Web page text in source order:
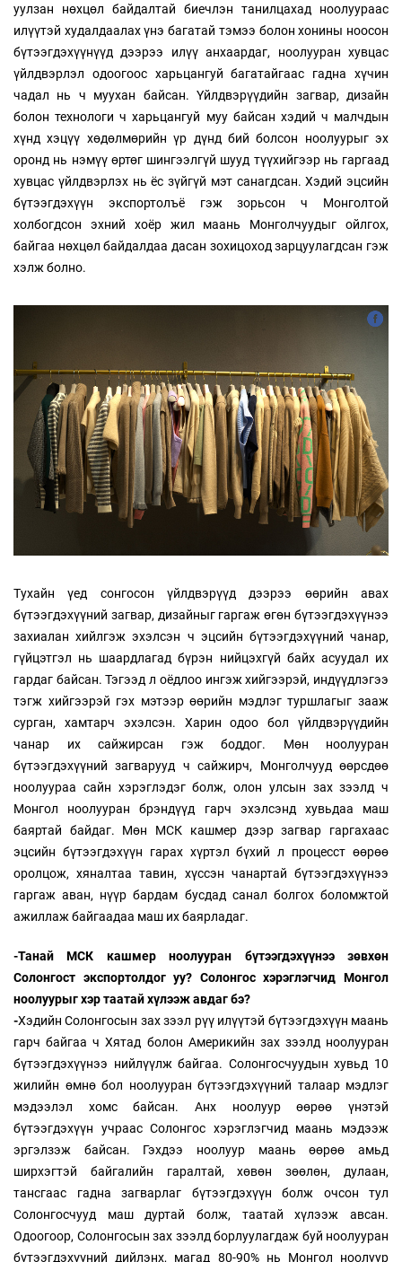
уулзан нөхцөл байдалтай биечлэн танилцахад ноолуураас
илүүтэй худалдаалах үнэ багатай тэмээ болон хонины ноосон
бүтээгдэхүүнүүд дээрээ илүү анхаардаг, ноолууран хувцас
үйлдвэрлэл одоогоос харьцангуй багатайгаас гадна хүчин
чадал нь ч муухан байсан. Үйлдвэрүүдийн загвар, дизайн
болон технологи ч харьцангуй муу байсан хэдий ч малчдын
хүнд хэцүү хөдөлмөрийн үр дүнд бий болсон ноолуурыг эх
оронд нь нэмүү өртөг шингээлгүй шууд түүхийгээр нь гаргаад
хувцас үйлдвэрлэх нь ёс зүйгүй мэт санагдсан. Хэдий эцсийн
бүтээгдэхүүн экспортолъё гэж зорьсон ч Монголтой
холбогдсон эхний хоёр жил маань Монголчуудыг ойлгох,
байгаа нөхцөл байдалдаа дасан зохицоход зарцуулагдсан гэж
хэлж болно.
Тухайн үед сонгосон үйлдвэрүүд дээрээ өөрийн авах
бүтээгдэхүүний загвар, дизайныг гаргаж өгөн бүтээгдэхүүнээ
захиалан хийлгэж эхэлсэн ч эцсийн бүтээгдэхүүний чанар,
гүйцэтгэл нь шаардлагад бүрэн нийцэхгүй байх асуудал их
гардаг байсан. Тэгээд л оёдлоо ингэж хийгээрэй, индүүдлэгээ
тэгж хийгээрэй гэх мэтээр өөрийн мэдлэг туршлагыг зааж
сурган, хамтарч эхэлсэн. Харин одоо бол үйлдвэрүүдийн
чанар их сайжирсан гэж боддог. Мөн ноолууран
бүтээгдэхүүний загварууд ч сайжирч, Монголчууд өөрсдөө
ноолуураа сайн хэрэглэдэг болж, олон улсын зах зээлд ч
Монгол ноолууран брэндүүд гарч эхэлсэнд хувьдаа маш
баяртай байдаг. Мөн МСК кашмер дээр загвар гаргахаас
эцсийн бүтээгдэхүүн гарах хүртэл бүхий л процесст өөрөө
оролцож, хяналтаа тавин, хүссэн чанартай бүтээгдэхүүнээ
гаргаж аван, нүүр бардам бусдад санал болгох боломжтой
ажиллаж байгаадаа маш их баярладаг.
-ТанайМСК кашмерноолууран бүтээгдэхүүнээ зөвхөн
Солонгост экспортолдог уу? Солонгос хэрэглэгчид Монгол
ноолуурыг хэр таатай хүлээж авдаг бэ?
-Хэдийн Солонгосын зах зээл рүү илүүтэй бүтээгдэхүүн маань
гарч байгаа ч Хятад болон Америкийн зах зээлд ноолууран
бүтээгдэхүүнээ нийлүүлж байгаа. Солонгосчуудын хувьд 10
жилийн өмнө бол ноолууран бүтээгдэхүүний талаар мэдлэг
мэдээлэл хомс байсан. Анх ноолуур өөрөө үнэтэй
бүтээгдэхүүн учраас Солонгос хэрэглэгчид маань мэдээж
эргэлзэж байсан. Гэхдээ ноолуур маань өөрөө амьд
ширхэгтэй байгалийн гаралтай, хөвөн зөөлөн, дулаан,
тансгаас гадна загварлаг бүтээгдэхүүн болж очсон тул
Солонгосчууд маш дуртай болж, таатай хүлээж авсан.
Одоогоор, Солонгосын зах зээлд борлуулагдаж буй ноолууран
бүтээгдэхүүний дийлэнх, магад 80-90% нь Монгол ноолуур